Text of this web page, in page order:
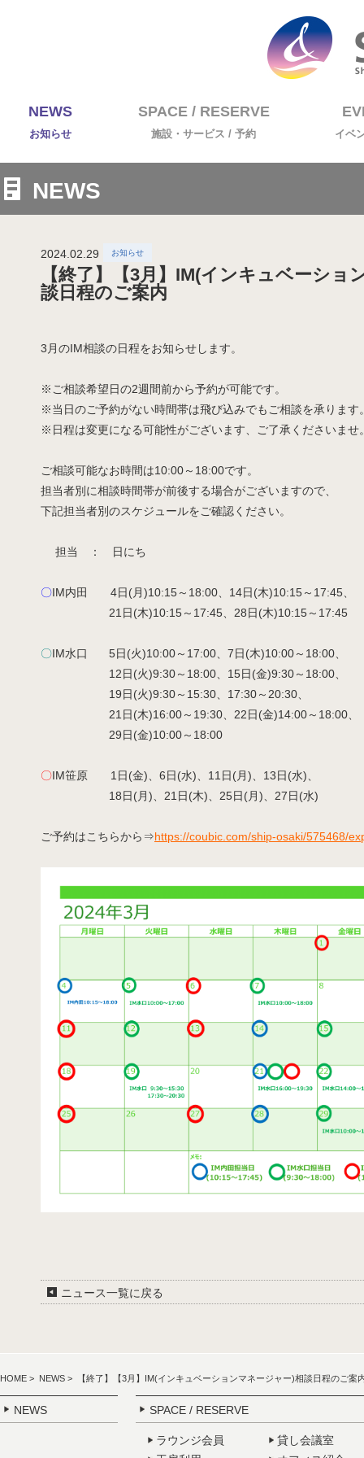
NEWS
お知らせ
SPACE / RESERVE
施設・サービス / 予約 イベ
NEWS
2024.02.29
【終了】【3月】IM(インキュベーショ
談日程のご案内
3月のIM相談の日程をお知らせします。
※ご相談希望日の2週間前から予約が可能です。
※当日のご予約がない時間帯は飛び込みでもご相談を承ります
※日程は変更になる可能性がございます、ご了承くださいませ
ご相談可能なお時間は10:00～18:00です。
担当者別に相談時間帯が前後する場合がございますので、
下記担当者別のスケジュールをご確認ください。
担当 ： 日にち
〇IM内田 4日(月)10:15～18:00、14日(木)10:15～17:45、
21日(木)10:15～17:45、28日(木)10:15～17:45
〇IM水口 5日(火)10:00～17:00、7日(木)10:00～18:00、
12日(火)9:30～18:00、15日(金)9:30～18:00、
19日(火)9:30～15:30、17:30～20:30、
21日(木)16:00～19:30、22日(金)14:00～18:00、
29日(金)10:00～18:00
〇IM笹原 1日(金)、6日(水)、11日(月)、13日(水)、
18日(月)、21日(木)、25日(月)、27日(水)
ご予約はこちらから⇒https://coubic.com/ship-osaki/575468/
ニュース一覧に戻る
HOME > NEWS > 【終了】【3月】IM(インキュベーションマネージャー)相談日程のご案
NEWS SPACE / RESERVE
ラウンジ会員
貸し会議室